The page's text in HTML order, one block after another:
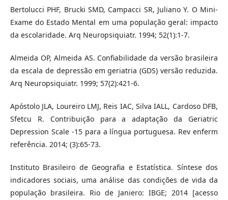
Bertolucci PHF, Brucki SMD, Campacci SR, Juliano Y. O Mini-
Exame do Estado Mental em uma população geral: impacto
da escolaridade. Arq Neuropsiquiatr. 1994; 52(1):1-7.
Almeida OP, Almeida AS. Confiabilidade da versão brasileira
da escala de depressão em geriatria (GDS) versão reduzida.
Arq Neuropsiquiatr. 1999; 57(2):421-6.
Apóstolo JLA, Loureiro LMJ, Reis IAC, Silva IALL, Cardoso DFB,
Sfetcu R. Contribuição para a adaptação da Geriatric
Depression Scale -15 para a língua portuguesa. Rev enferm
referência. 2014; (3):65-73.
Instituto Brasileiro de Geografia e Estatística. Síntese dos
indicadores sociais, uma análise das condições de vida da
população brasileira. Rio de Janiero: IBGE; 2014 [acesso